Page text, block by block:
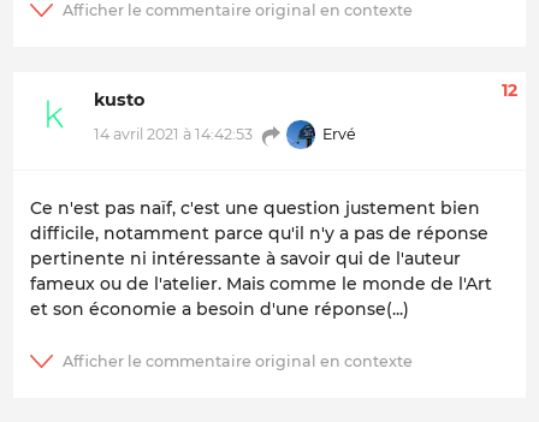
kusto
14 avril 2021 à 14:42:53 Ervé
12
Ce n'est pas naïf, c'est une question justement bien
difficile, notamment parce qu'il n'y a pas de réponse
pertinente ni intéressante à savoir qui de l'auteur
fameux ou de l'atelier. Mais comme le monde de l'Art
et son économie a besoin d'une réponse(...)